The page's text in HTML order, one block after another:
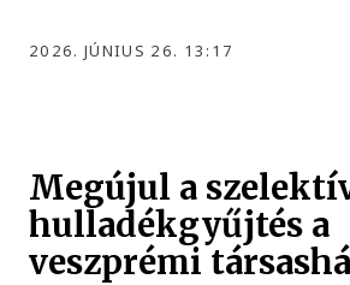
2026. JÚNIUS 26. 13:17
Megújul a
hulladékgyűjtés a
veszprémi